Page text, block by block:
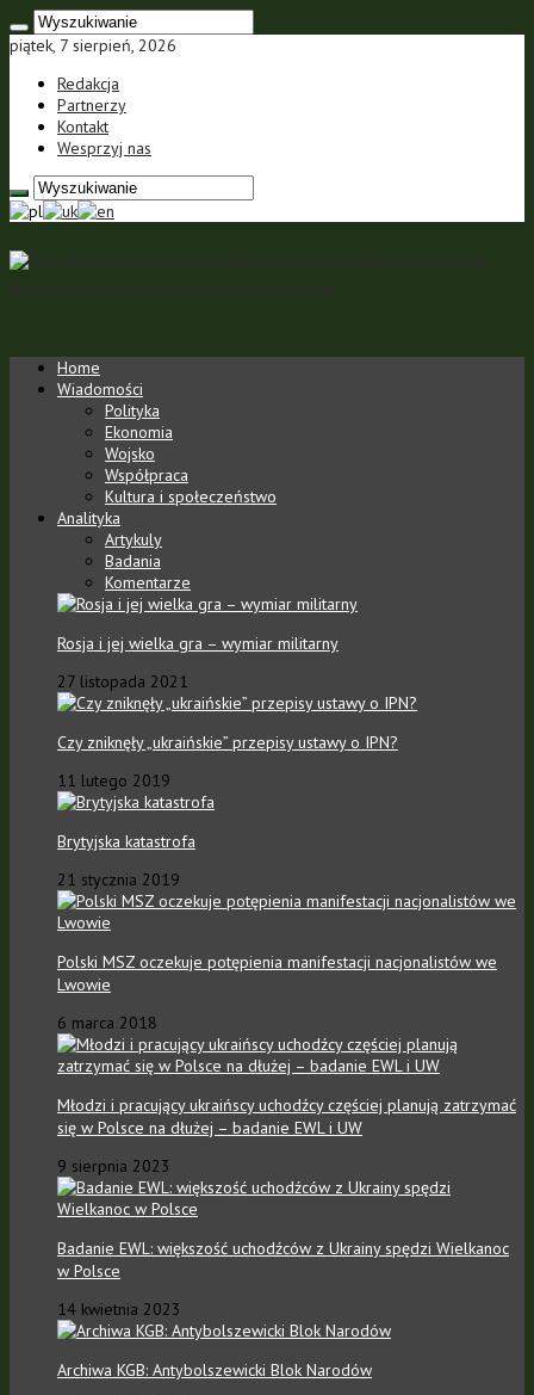
piątek, 7 sierpień, 2026
Redakcja
Partnerzy
Kontakt
Wesprzyj nas
Home
Wiadomości
Polityka
Ekonomia
Wojsko
Współpraca
Kultura i społeczeństwo
Analityka
Artykuly
Badania
Komentarze
Rosja i jej wielka gra – wymiar militarny
27 listopada 2021
Czy zniknęły „ukraińskie” przepisy ustawy o IPN?
11 lutego 2019
Brytyjska katastrofa
21 stycznia 2019
Polski MSZ oczekuje potępienia manifestacji nacjonalistów we
Lwowie
6 marca 2018
Młodzi i pracujący ukraińscy uchodźcy częściej planują zatrzymać
się w Polsce na dłużej – badanie EWL i UW
9 sierpnia 2023
Badanie EWL: większość uchodźców z Ukrainy spędzi Wielkanoc
w Polsce
14 kwietnia 2023
Archiwa KGB: Antybolszewicki Blok Narodów